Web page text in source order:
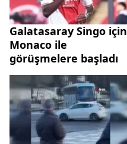
Galatasaray Singo için
Monaco ile
görüşmelere başladı